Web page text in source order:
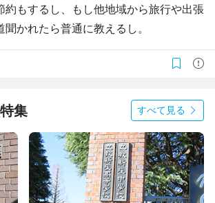
約もするし、もし他地域から旅行や出張
かれたら普通に教えるし。
集 すべて見る